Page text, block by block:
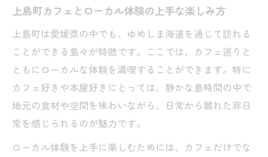
上島町カフェとローカル体験の上手な楽しみ方
上島町は愛媛県の中でも、ゆめしま海道を通じて訪れる
ことができる島々が特徴です。ここでは、カフェ巡りと
ともにローカルな体験を満喫することができます。特に
カフェ好きや本屋好きにとっては、静かな島時間の中で
地元の食材や空間を味わいながら、日常から離れた非日
常を感じられるのが魅力です。
ローカル体験を上手に楽しむためには、カフェだけでな